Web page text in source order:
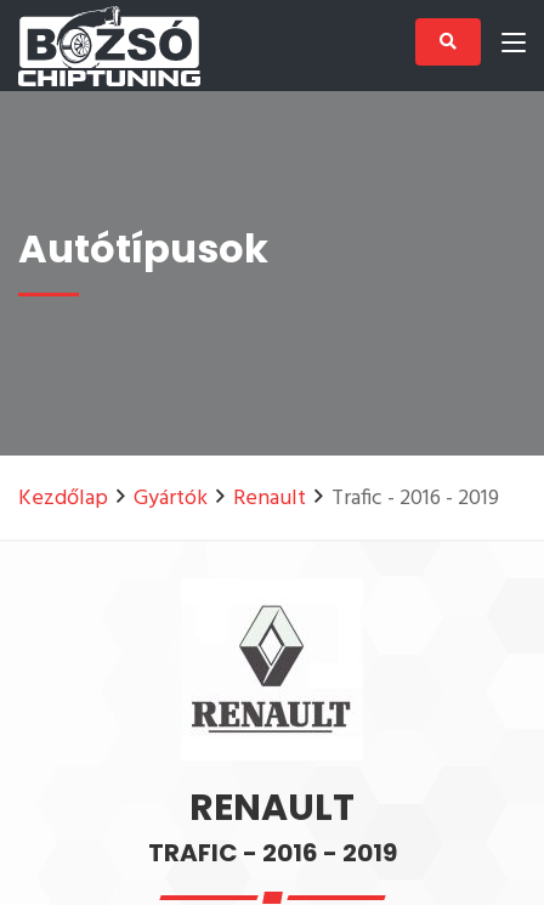
Autótípusok
Kezdőlap Gyártók Renault Trafic - 2016 - 2019
RENAULT
TRAFIC - 2016 - 2019